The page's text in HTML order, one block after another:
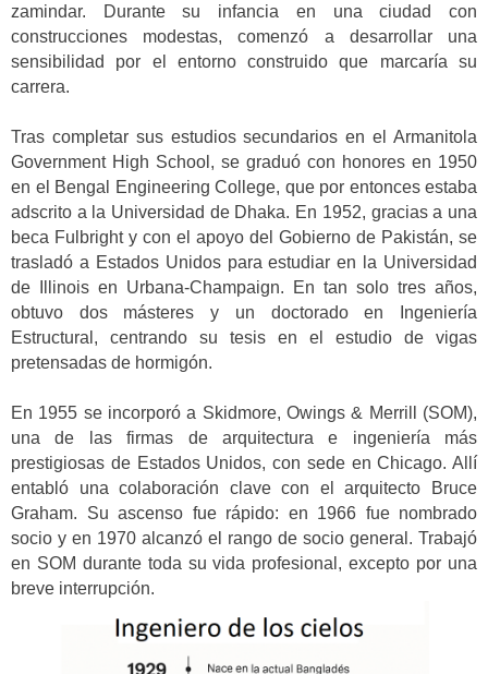
zamindar. Durante su infancia en una ciudad con
construcciones modestas, comenzó a desarrollar una
sensibilidad por el entorno construido que marcaría su
carrera.
Tras completar sus estudios secundarios en el Armanitola
Government High School, se graduó con honores en 1950
en el Bengal Engineering College, que por entonces estaba
adscrito a la Universidad de Dhaka. En 1952, gracias a una
beca Fulbright y con el apoyo del Gobierno de Pakistán, se
trasladó a Estados Unidos para estudiar en la Universidad
de Illinois en Urbana-Champaign. En tan solo tres años,
obtuvo dos másteres y un doctorado en Ingeniería
Estructural, centrando su tesis en el estudio de vigas
pretensadas de hormigón.
En 1955 se incorporó a Skidmore, Owings & Merrill (SOM),
una de las firmas de arquitectura e ingeniería más
prestigiosas de Estados Unidos, con sede en Chicago. Allí
entabló una colaboración clave con el arquitecto Bruce
Graham. Su ascenso fue rápido: en 1966 fue nombrado
socio y en 1970 alcanzó el rango de socio general. Trabajó
en SOM durante toda su vida profesional, excepto por una
breve interrupción.